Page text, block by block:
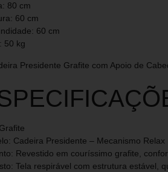
80 cm
60 cm
60 cm
50 kg
Presidente Grafite com Apoio de
Cadeira Presidente – Mecanismo Relax
Revestido em couríssimo grafite,
Tela respirável com estrutura estável,